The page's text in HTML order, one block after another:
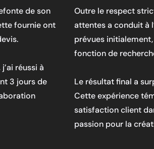
de son
fournie ont
réussi à
3 jours de
Outre le respect
attentes a conduit à
prévues
fonction de
Le résultat final a
Cette expérience
satisfaction client
passion pour la